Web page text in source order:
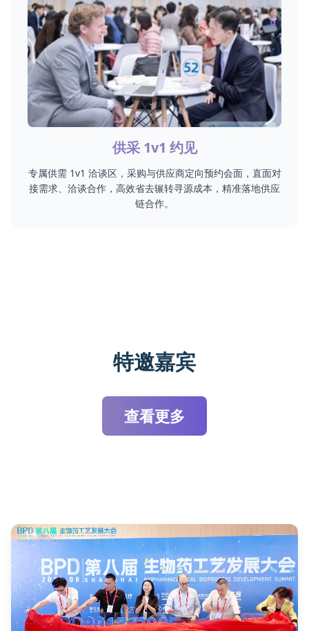
供采 1v1 约见
专属供需 1v1 洽谈区，采购与供应商定向预约会面，直面对
接需求、洽谈合作，高效省去辗转寻源成本，精准落地供应
链合作。
特邀嘉宾
查看更多